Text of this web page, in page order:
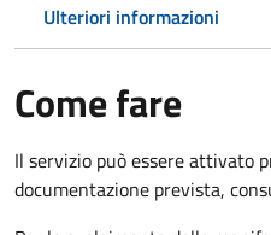
Ulteriori informazioni
Come fare
Il servizio può essere attivato
documentazione prevista,